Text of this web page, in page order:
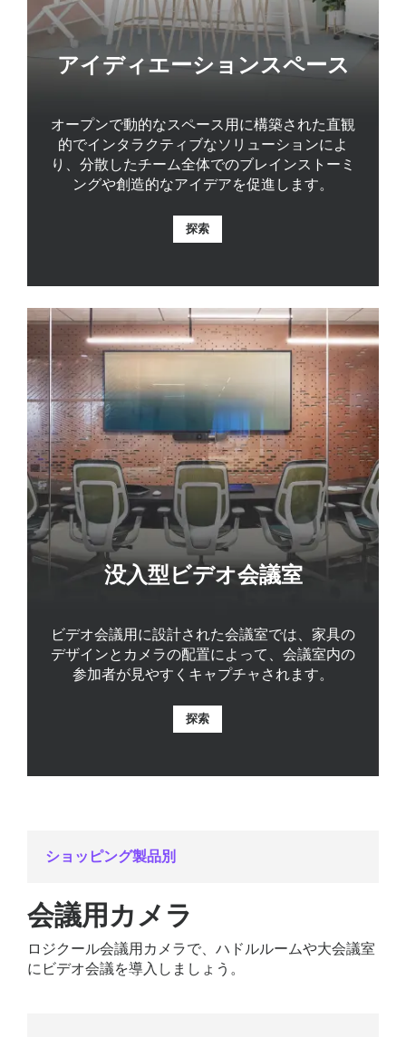
アイディエーションスペース
オープンで動的なスペース用に構築された直観
的でインタラクティブなソリューションによ
り、分散したチーム全体でのブレインストーミ
ングや創造的なアイデアを促進します。
探索
没入型ビデオ会議室
ビデオ会議用に設計された会議室では、家具の
デザインとカメラの配置によって、会議室内の
参加者が見やすくキャプチャされます。
探索
ショッピング製品別
会議用カメラ
ロジクール会議用カメラで、ハドルルームや大会議室
にビデオ会議を導入しましょう。